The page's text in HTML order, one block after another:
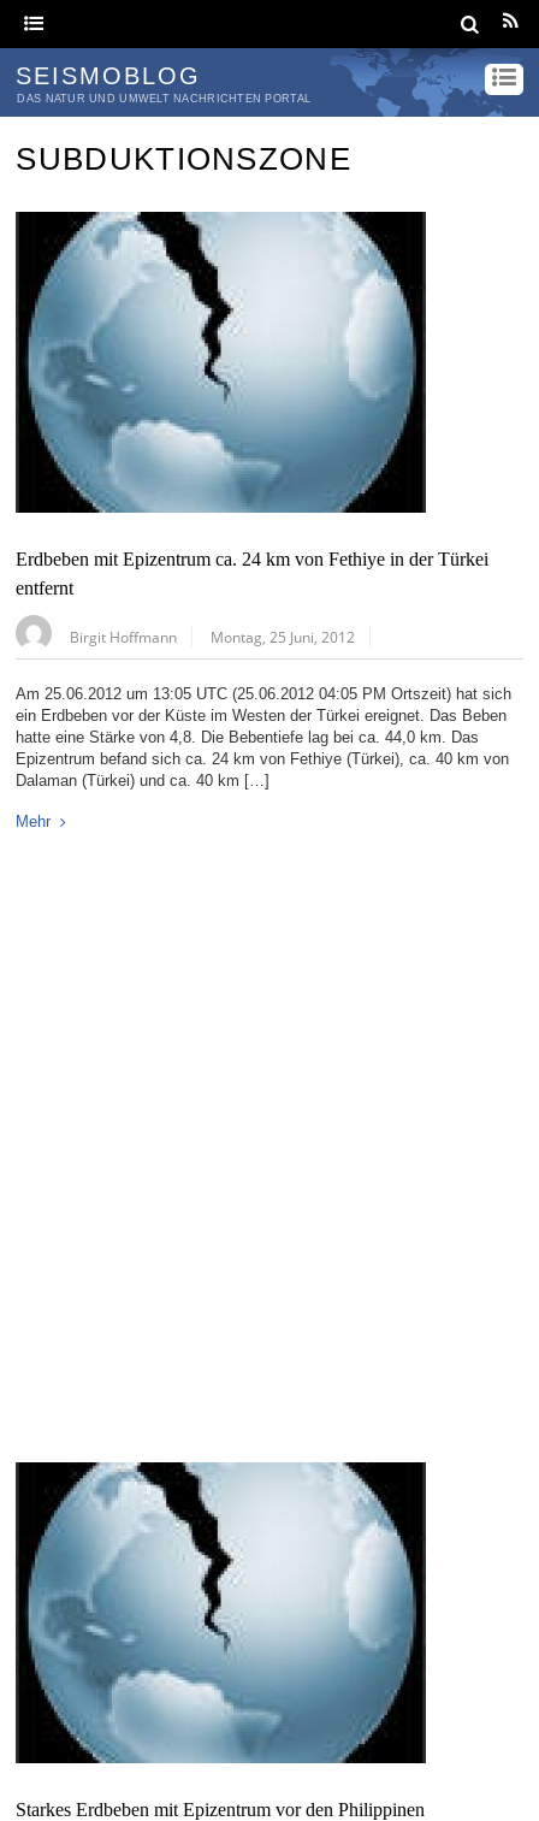
SEISMOBLOG
DAS NATUR UND UMWELT NACHRICHTEN PORTAL
SUBDUKTIONSZONE
Erdbeben mit Epizentrum ca. 24 km von Fethiye in der Türkei
entfernt
Birgit Hoffmann Montag, 25 Juni, 2012
Am 25.06.2012 um 13:05 UTC (25.06.2012 04:05 PM Ortszeit) hat sich
ein Erdbeben vor der Küste im Westen der Türkei ereignet. Das Beben
hatte eine Stärke von 4,8. Die Bebentiefe lag bei ca. 44,0 km. Das
Epizentrum befand sich ca. 24 km von Fethiye (Türkei), ca. 40 km von
Dalaman (Türkei) und ca. 40 km […]
Mehr
Starkes Erdbeben mit Epizentrum vor den Philippinen